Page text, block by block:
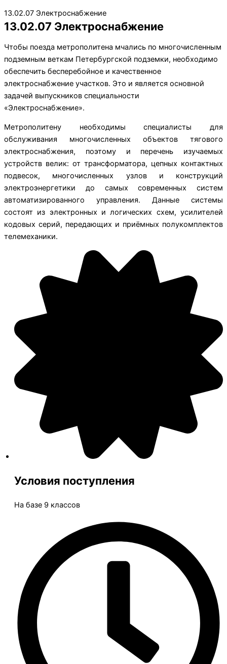
13.02.07 Электроснабжение
13.02.07 Электроснабжение
Чтобы поезда метрополитена мчались по многочисленным
подземным веткам Петербургской подземки, необходимо
обеспечить бесперебойное и качественное
электроснабжение участков. Это и является основной
задачей выпускников специальности
«Электроснабжение».
Метрополитену необходимы специалисты для
обслуживания многочисленных объектов тягового
электроснабжения, поэтому и перечень изучаемых
устройств велик: от трансформатора, цепных контактных
подвесок, многочисленных узлов и конструкций
электроэнергетики до самых современных систем
автоматизированного управления. Данные системы
состоят из электронных и логических схем, усилителей
кодовых серий, передающих и приёмных полукомплектов
телемеханики.
Условия поступления
На базе 9 классов